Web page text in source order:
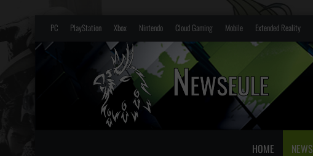
PC PlayStation Xbox Nintendo Cloud Gaming Mobile Extended Reality
HOME NEWS